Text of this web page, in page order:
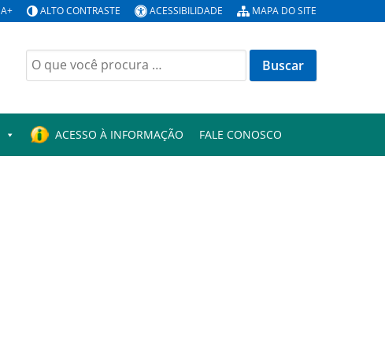
A+ ALTO CONTRASTE ACESSIBILIDADE MAPA DO SITE
Buscar
por:
ACESSO À INFORMAÇÃO FALE CONOSCO